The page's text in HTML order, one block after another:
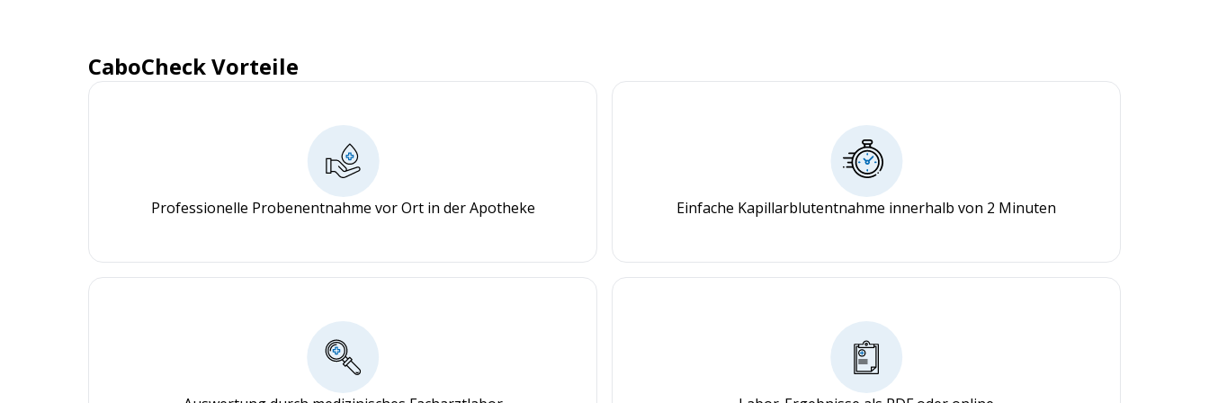
CaboCheck Vorteile
Professionelle Probenentnahme vor Ort in der Apotheke Einfache Kapillarblutentnahme innerhalb von 2 Minuten